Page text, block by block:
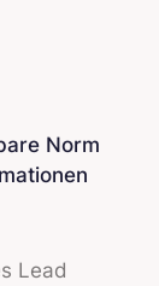
Norm
Lead